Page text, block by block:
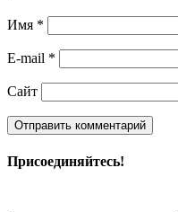
Имя *
E-mail *
Сайт
Присоединяйтесь!